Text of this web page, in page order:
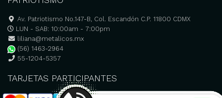
Av. Patriotismo No.147-B, Col. Escandón C.P. 11800 CDMX
LUN - SAB: 10:00am - 7:00pm
liliana@metalicos.mx
(56) 1463-2964
55-1204-5357
TARJETAS PARTICIPANTES